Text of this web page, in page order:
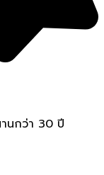
านกว่า 30 ปี